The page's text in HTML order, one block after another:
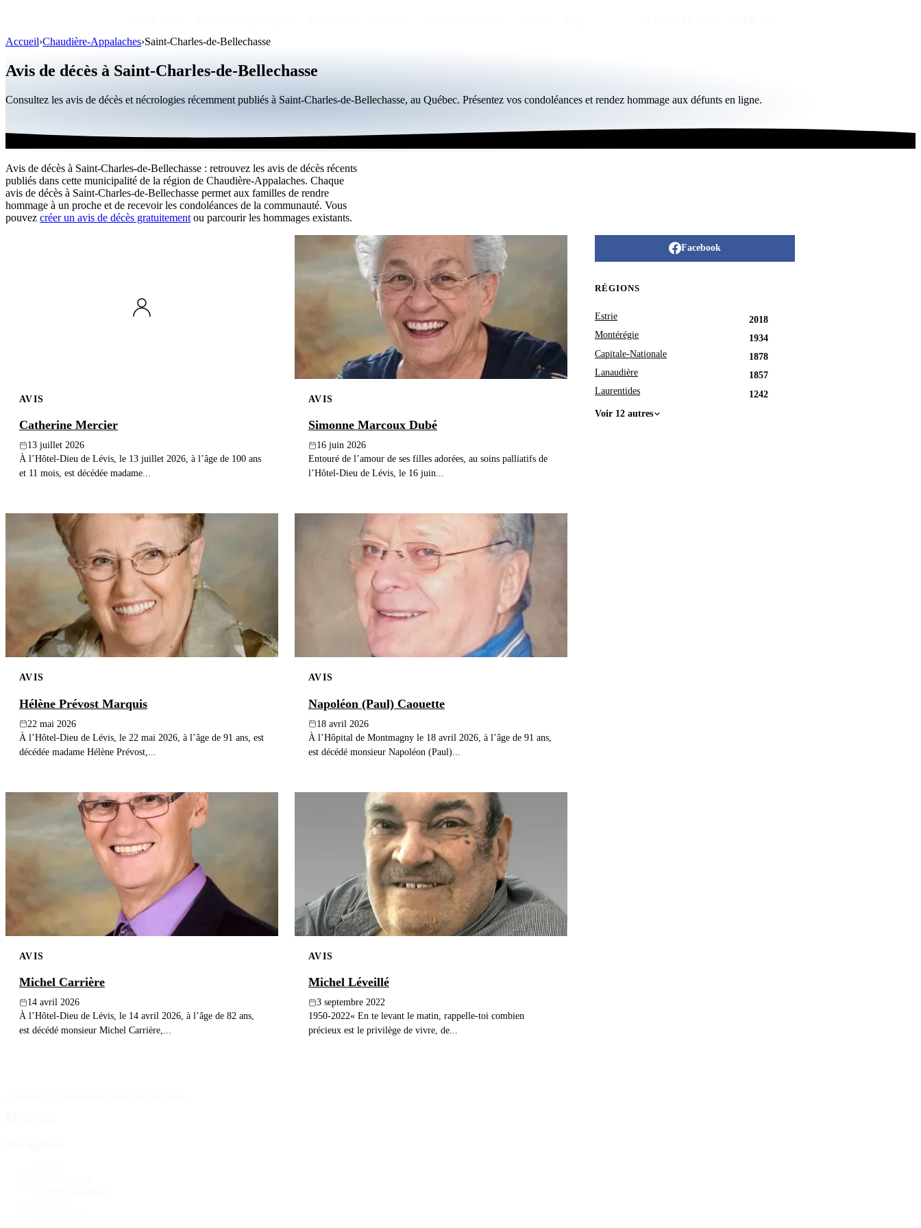
Accueil›Chaudière-Appalaches›Saint-Charles-de-Bellechasse
Avis de décès à Saint-Charles-de-Bellechasse
Consultez les avis de décès et nécrologies récemment publiés à Saint-Charles-de-Bellechasse, au Québec. Présentez vos condoléances et rendez hommage aux défunts en ligne.
Avis de décès à Saint-Charles-de-Bellechasse : retrouvez les avis de décès récents
publiés dans cette municipalité de la région de Chaudière-Appalaches. Chaque
avis de décès à Saint-Charles-de-Bellechasse permet aux familles de rendre
hommage à un proche et de recevoir les condoléances de la communauté. Vous
pouvez créer un avis de décès gratuitement ou parcourir les hommages existants.
AVIS
Catherine Mercier
13 juillet 2026
À l’Hôtel-Dieu de Lévis, le 13 juillet 2026, à l’âge de 100 ans
et 11 mois, est décédée madame...
AVIS
Simonne Marcoux Dubé
16 juin 2026
Entouré de l’amour de ses filles adorées, au soins palliatifs de
l’Hôtel-Dieu de Lévis, le 16 juin...
AVIS
Hélène Prévost Marquis
22 mai 2026
À l’Hôtel-Dieu de Lévis, le 22 mai 2026, à l’âge de 91 ans, est
décédée madame Hélène Prévost,...
AVIS
Napoléon (Paul) Caouette
18 avril 2026
À l’Hôpital de Montmagny le 18 avril 2026, à l’âge de 91 ans,
est décédé monsieur Napoléon (Paul)...
AVIS
Michel Carrière
14 avril 2026
À l’Hôtel-Dieu de Lévis, le 14 avril 2026, à l’âge de 82 ans,
est décédé monsieur Michel Carrière,...
AVIS
Michel Léveillé
3 septembre 2022
1950-2022« En te levant le matin, rappelle-toi combien
précieux est le privilège de vivre, de...
Facebook
RÉGIONS
Estrie
2018
Montérégie
1934
Capitale-Nationale
1878
Lanaudière
1857
Laurentides
1242
Voir 12 autres